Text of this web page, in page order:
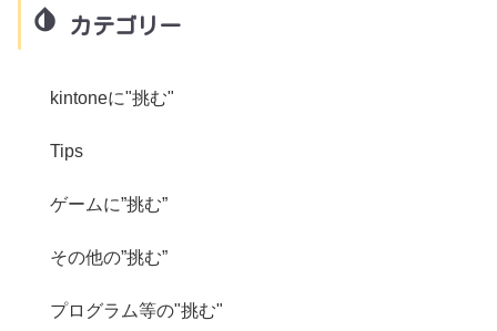
カテゴリー
kintoneに"挑む"
Tips
ゲームに”挑む”
その他の”挑む”
プログラム等の"挑む"